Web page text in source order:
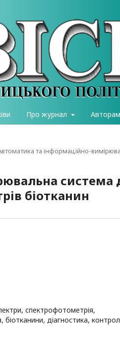
Про журнал Авторам
та інформаційно-
система
біотканин
спектрофотометрія,
діагностика,